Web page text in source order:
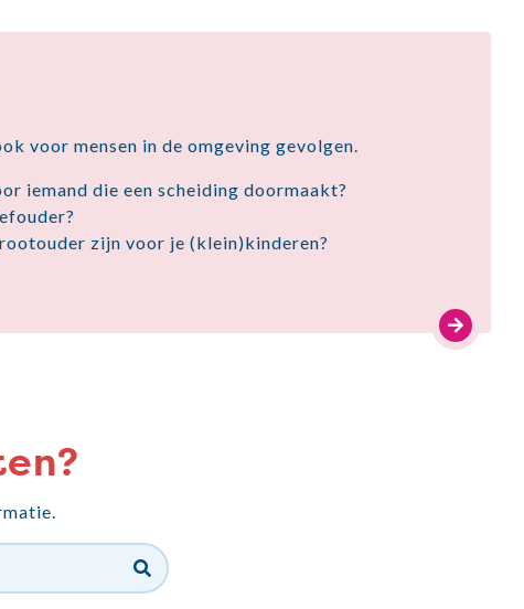
voor mensen in de omgeving gevolgen.
iemand die een scheiding doormaakt?
zijn voor je (klein)kinderen?